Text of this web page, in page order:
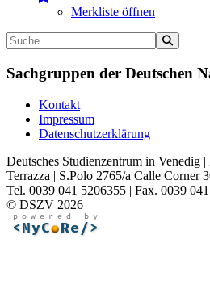
Merkliste öffnen
Sachgruppen der Deutschen
Kontakt
Impressum
Datenschutzerklärung
Deutsches Studienzentrum in Venedig
Terrazza | S.Polo 2765/a Calle Corner
Tel. 0039 041 5206355 | Fax. 0039
© DSZV 2026